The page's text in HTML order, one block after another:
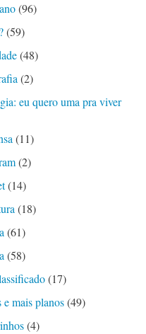
(96)
(59)
(48)
(2)
eu quero uma pra viver
(11)
(2)
(14)
(18)
(61)
(58)
(17)
e mais planos(49)
(4)